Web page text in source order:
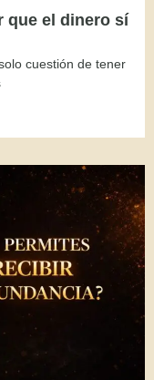
que el dinero sí
cuestión de tener